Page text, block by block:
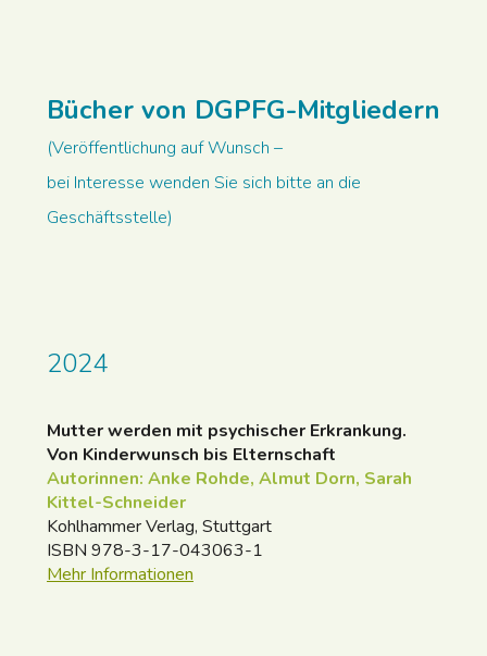
Bücher von DGPFG-Mitgliedern
(Veröffentlichung auf Wunsch –
bei Interesse wenden Sie sich bitte an die
Geschäftsstelle)
2024
Mutter werden mit psychischer Erkrankung.
Von Kinderwunsch bis Elternschaft
Autorinnen: Anke Rohde, Almut Dorn, Sarah
Kittel-Schneider
Kohlhammer Verlag, Stuttgart
ISBN 978-3-17-043063-1
Mehr Informationen